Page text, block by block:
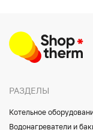
РАЗДЕЛЫ
Котельное
Водонагреватели и